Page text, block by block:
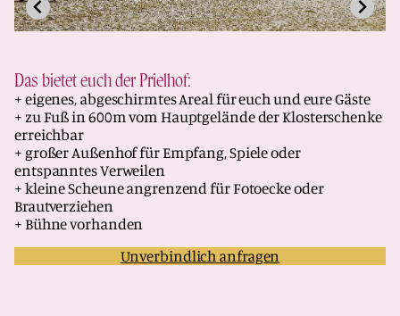
Das bietet euch der Prielhof:
+ eigenes, abgeschirmtes Areal für euch und eure Gäste
+ zu Fuß in 600m vom Hauptgelände der Klosterschenke
erreichbar
+ großer Außenhof für Empfang, Spiele oder
entspanntes Verweilen
+ kleine Scheune angrenzend für Fotoecke oder
Brautverziehen
+ Bühne vorhanden
Unverbindlich anfragen